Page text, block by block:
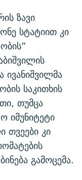
ზავი
სტატიით კი
ივანიშვილმა
საკითხის
თუმცა
იმუნიტეტი
თვეები კი
გამოცემა.